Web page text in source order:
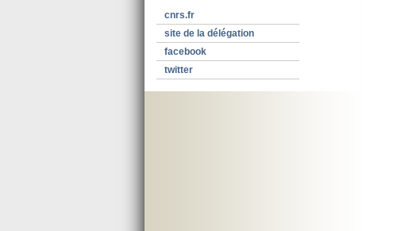
cnrs.fr
site de la délégation
facebook
twitter